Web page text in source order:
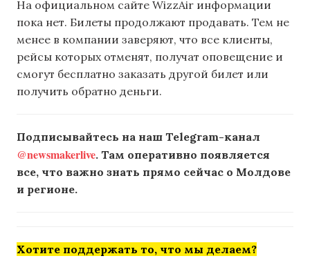
На официальном сайте WizzAir информации
пока нет. Билеты продолжают продавать. Тем не
менее в компании заверяют, что все клиенты,
рейсы которых отменят, получат оповещение и
смогут бесплатно заказать другой билет или
получить обратно деньги.
Подписывайтесь на наш Telegram-канал
@newsmakerlive. Там оперативно появляется
все, что важно знать прямо сейчас о Молдове
и регионе.
Хотите поддержать то, что мы делаем?